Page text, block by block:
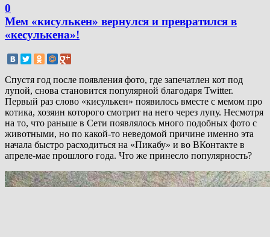
0
Мем «кисулькен» вернулся и превратился в
«кесулькена»!
Спустя год после появления фото, где запечатлен кот под
лупой, снова становится популярной благодаря Twitter.
Первый раз слово «кисулькен» появилось вместе с мемом про
котика, хозяин которого смотрит на него через лупу. Несмотря
на то, что раньше в Сети появлялось много подобных фото с
животными, но по какой-то неведомой причине именно эта
начала быстро расходиться на «Пикабу» и во ВКонтакте в
апреле-мае прошлого года. Что же принесло популярность?